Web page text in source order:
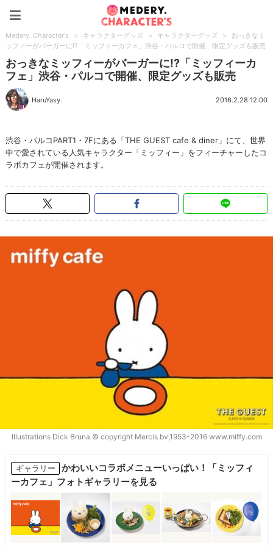
Medery. Character's > キャラクターグッズ > キャラクターグッズ >
おっきなミ
ッフィーがバーガーに!?「ミッフィーカフェ」渋谷・パルコで開催、限定グッズも販売
おっきなミッフィーがバーガーに!?「ミッフィーカ
フェ」渋谷・パルコで開催、限定グッズも販売
HaruYasy. 2016.2.28 12:00
渋谷・パルコPART1・7Fにある「THE GUEST cafe & diner」にて、世界
中で愛されている人気キャラクター「ミッフィー」をフィーチャーしたコ
ラボカフェが開催されます。
Illustrations Dick Bruna © copyright Mercis bv,1953-2016 www.miffy.com
ギャラリー
かわいいコラボメニューいっぱい！「ミッフィ
ーカフェ」フォトギャラリーを見る